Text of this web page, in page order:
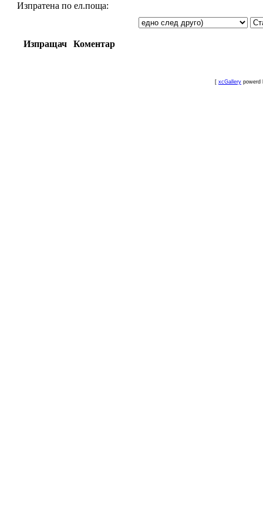
Изпратена по ел.поща:
Изпращач Коментар
[ xcGallery